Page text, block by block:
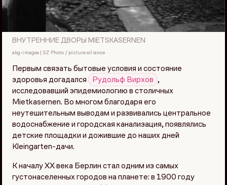
ВНУТРЕННИЕ ДВОРЫ MIETSKASERNEN
akg-images | SZ Photo / picture alliance
Первым связать бытовые условия и состояние
здоровья догадался
Рудольф Вирхов
,
исследовавший эпидемиологию в столичных
Mietkasernen. Во многом благодаря его
неутешительным выводам и развивались центральное
водоснабжение и городская канализация, появлялись
детские площадки и дожившие до наших дней
Kleingarten-дачи.
К началу XX века Берлин стал одним из самых
густонаселенных городов на планете: в 1900 году